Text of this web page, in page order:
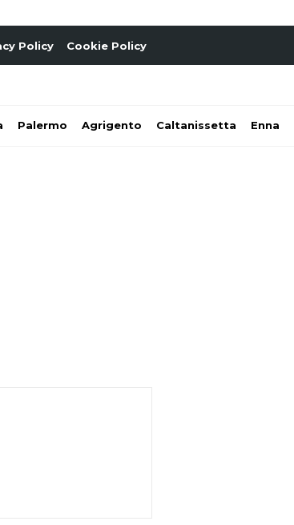
Policy Cookie Policy
Palermo Agrigento Caltanissetta Enna